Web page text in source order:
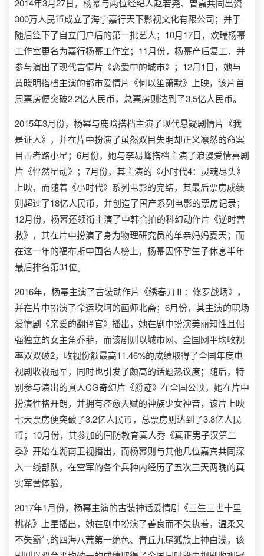
2014年3月27日，杨幂与两位经纪人赵若尧、曾嘉共同出资
300万人民币成立了海宁嘉行天下影视文化有限公司；并于
随后签下了自立门户后的第一批艺人；10月17日，欢瑞杨幂
工作室更名为嘉行杨幂工作室；11月份，杨幂产后复工，并
参与演出了现代言情片《恋爱中的城市》；12月1日，她与
黄晓明搭档主演的都市爱情片《何以笙箫默》上映，该片首
周票房便突破2.2亿人民币，总票房则达到了3.5亿人民币。
2015年3月份，杨幂与鹿晗搭档主演了现代悬疑剧情片《我
是证人》，并在片中扮演了虽然双目失明却正义凛然的命案
目击者路小星；6月份，她与李易峰搭档主演了浪漫爱情喜剧
片《怦然星动》；7月份，其主演的《小时代4：灵魂尽头》
上映，而随着《小时代》系列电影的完结，其最后票房成绩
则超过了18亿人民币，并创造了国产系列电影的票房记录；
12月份，杨幂还领衔主演了中韩合拍的科幻动作片《逆时营
救》，其在片中扮演了身为物理研究员的单亲妈妈夏天；而
在这一年的福布斯中国名人榜上，杨幂因怀孕生子休息半年
最后排名第31位。
2016年，杨幂主演了古装动作片《绣春刀Ⅱ：修罗战场》，
并在片中扮演了命运坎坷的画师北斋；6月份，其主演的职场
爱情剧《亲爱的翻译官》播出，她在剧中扮演美丽知性且倔
强独立的女主角乔菲，而该剧则以城市网、全国网平均收视
率双双破2，收视份额最高11.46%的成绩取得了全国年度电
视剧收视冠军，同时也引发了颇高的话题热议度；随后，特
别参与演出的真人CG奇幻片《爵迹》在全国公映，她在片中
扮演性格开朗，并拥有痊愈天赋的神族少女神音，该片上映
七天票房便突破了3.2亿人民币，总票房则达到了3.8亿人民
币；10月份，其参加的国防教育真人秀《真正男子汉第二
季》开始在湖南卫视播出，而杨幂则与其他几位嘉宾共同深
入一线部队，在空军的各个兵种内经历了五次三天两晚的真
实军营体验。
2017年1月份，杨幂主演的古装神话爱情剧《三生三世十里
桃花》上星播出，她在剧中扮演了善良而不失执着，温柔又
不失霸气的四海八荒第一绝色、青丘九尾狐族上神白浅，该